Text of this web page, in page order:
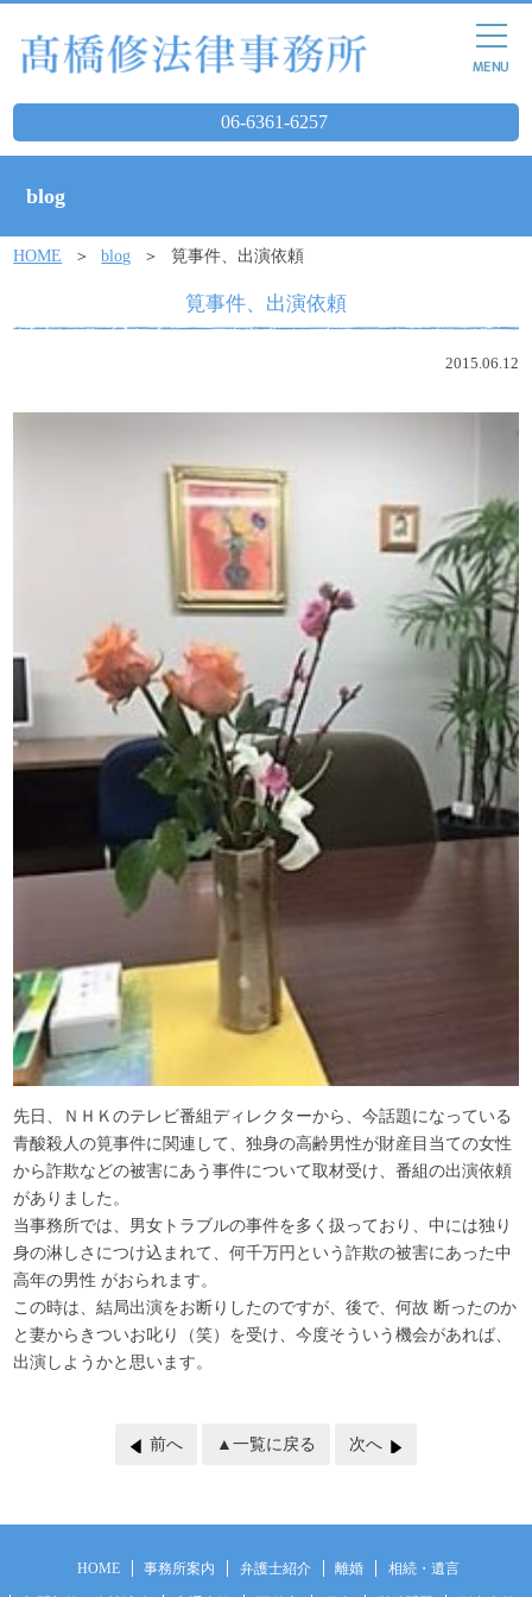
06-6361-6257
blog
HOME blog 筧事件、出演依頼
筧事件、出演依頼
2015.06.12
先日、ＮＨＫのテレビ番組ディレクターから、今話題になっている
青酸殺人の筧事件に関連して、独身の高齢男性が財産目当ての女性
から詐欺などの被害にあう事件について取材受け、番組の出演依頼
がありました。
当事務所では、男女トラブルの事件を多く扱っており、中には独り
身の淋しさにつけ込まれて、何千万円という詐欺の被害にあった中
高年の男性 がおられます。
この時は、結局出演をお断りしたのですが、後で、何故 断ったのか
と妻からきついお叱り（笑）を受け、今度そういう機会があれば、
出演しようかと思います。
前へ ▲一覧に戻る 次へ
HOME 事務所案内 弁護士紹介 離婚 相続・遺言